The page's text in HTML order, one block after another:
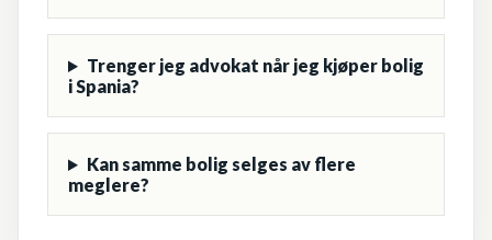
Trenger jeg advokat når jeg kjøper bolig
i Spania?
Kan samme bolig selges av flere
meglere?